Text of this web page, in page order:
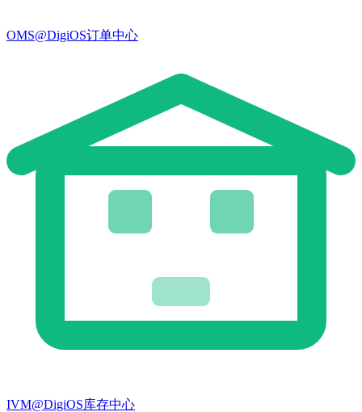
OMS@DigiOS订单中心
IVM@DigiOS库存中心